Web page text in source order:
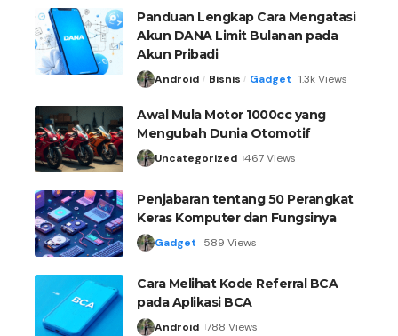
Panduan Lengkap Cara Mengatasi
Akun DANA Limit Bulanan pada
Akun Pribadi
Android Bisnis Gadget 1.3k Views
Awal Mula Motor 1000cc yang
Mengubah Dunia Otomotif
Uncategorized 467 Views
Penjabaran tentang 50 Perangkat
Keras Komputer dan Fungsinya
Gadget 589 Views
Cara Melihat Kode Referral BCA
pada Aplikasi BCA
Android 788 Views